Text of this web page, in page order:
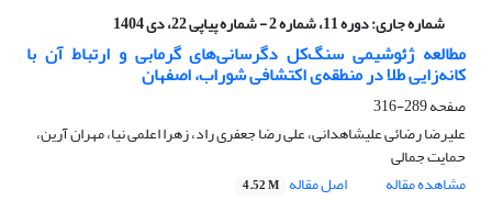
شماره جاری:دوره 11، شماره 2 - شماره پیاپی 22، دی 1404
مطالعه ژئوشیمی سنگ‌کل دگرسانی‌های گرمابی و ارتباط آن با
کانه‌زایی طلا در منطقه‌ی اکتشافی شوراب، اصفهان
صفحه289-316
علیرضا رضائی علیشاهدانی، علی رضا جعفری راد، زهرا اعلمی نیا، مهران آرین،
حمایت جمالی
مشاهده مقاله
اصل مقاله 4.52 M